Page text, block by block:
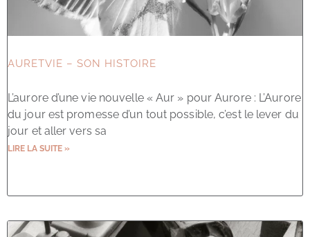
AURETVIE – SON HISTOIRE
L’aurore d’une vie nouvelle « Aur » pour Aurore : L’Aurore
du jour est promesse d’un tout possible, c’est le lever du
jour et aller vers sa
LIRE LA SUITE »